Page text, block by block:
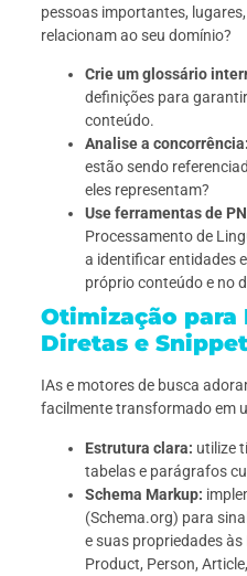
pessoas importantes,
relacionam ao seu domínio?
Crie um glossário
definições para
conteúdo.
Analise a concorrência:
estão sendo
eles representam?
Use ferramentas de
Processamento de
a identificar entidades
próprio conteúdo e no
Otimização para
Diretas e
IAs e motores de busca
facilmente transformado em
Estrutura clara: utilize
tabelas e parágrafos
Schema Markup:
(Schema.org) para
e suas propriedades
Product, Person,